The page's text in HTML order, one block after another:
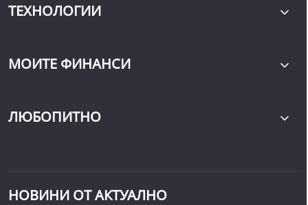
ТЕХНОЛОГИИ
МОИТЕ ФИНАНСИ
ЛЮБОПИТНО
НОВИНИ ОТ АКТУАЛНО